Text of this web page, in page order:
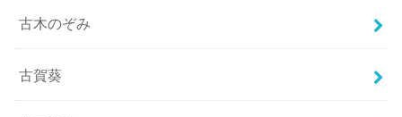
古木のぞみ
古賀葵